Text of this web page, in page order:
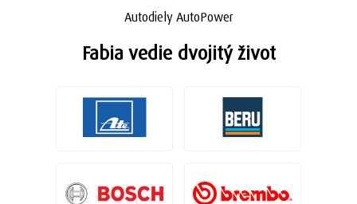
Autodiely AutoPower
Fabia vedie dvojitý život